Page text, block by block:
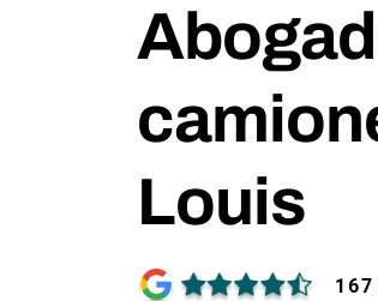
Louis
167